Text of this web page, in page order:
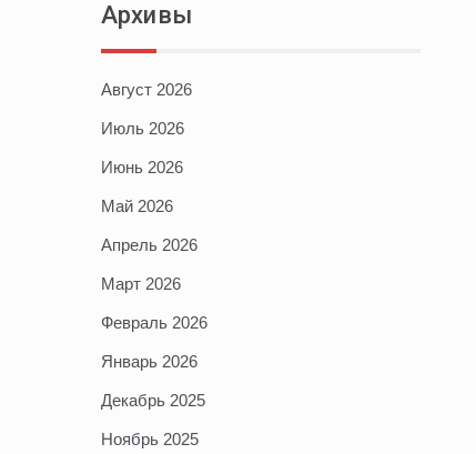
Архивы
Август 2026
Июль 2026
Июнь 2026
Май 2026
Апрель 2026
Март 2026
Февраль 2026
Январь 2026
Декабрь 2025
Ноябрь 2025